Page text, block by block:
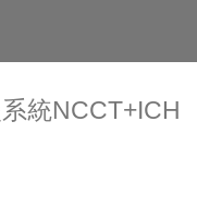
統NCCT+ICH